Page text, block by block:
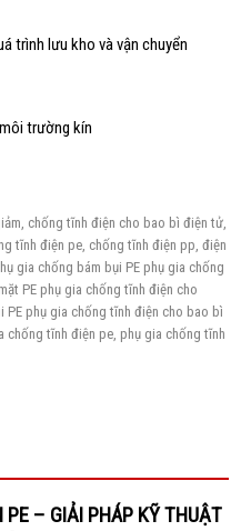
trình lưu kho và vận chuyển
trường kín
, chống tĩnh điện cho bao bì điện tử,
tĩnh điện pe, chống tĩnh điện pp, điện
gia chống bám bụi PE phụ gia chống
PE phụ gia chống tĩnh điện cho
PE phụ gia chống tĩnh điện cho bao bì
chống tĩnh điện pe, phụ gia chống tĩnh
PE – GIẢI PHÁP KỸ THUẬT